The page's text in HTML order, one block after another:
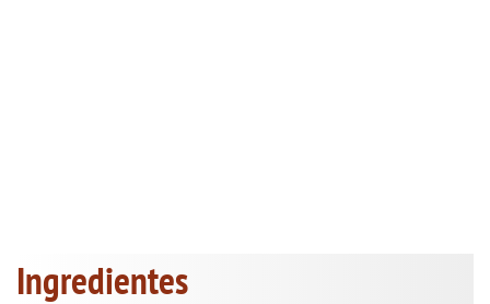
Ingredientes